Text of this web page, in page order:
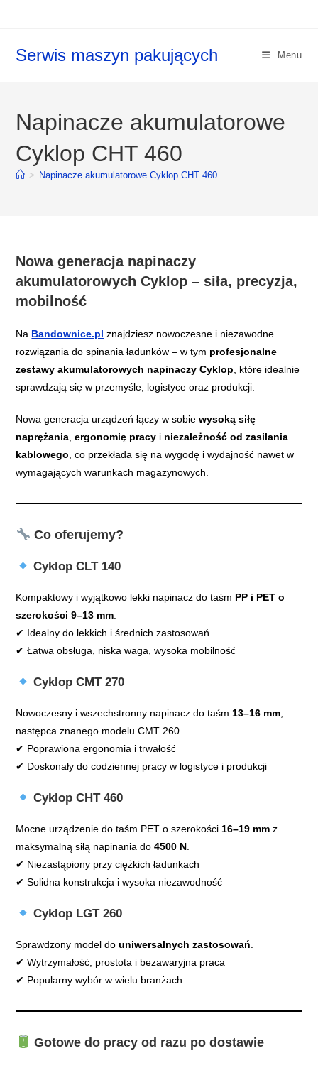
Serwis maszyn pakujących Menu
Napinacze akumulatorowe
Cyklop CHT 460
> Napinacze akumulatorowe Cyklop CHT 460
Nowa generacja napinaczy
akumulatorowych Cyklop – siła, precyzja,
mobilność
Na Bandownice.pl znajdziesz nowoczesne i niezawodne
rozwiązania do spinania ładunków – w tym profesjonalne
zestawy akumulatorowych napinaczy Cyklop , które idealnie
sprawdzają się w przemyśle, logistyce oraz produkcji.
Nowa generacja urządzeń łączy w sobiewysoką siłę
naprężania ,ergonomię pracy i niezależność od zasilania
kablowego , co przekłada się na wygodę i wydajność nawet w
wymagających warunkach magazynowych.
Co oferujemy?
Cyklop CLT 140
Kompaktowy i wyjątkowo lekki napinacz do taśm PP i PET o
szerokości 9–13 mm
✔ Idealny do lekkich i średnich zastosowań
✔ Łatwa obsługa, niska waga, wysoka mobilność
Cyklop CMT 270
Nowoczesny i wszechstronny napinacz do taśm 13–16 mm
następca znanego modelu CMT 260.
✔ Poprawiona ergonomia i trwałość
✔ Doskonały do codziennej pracy w logistyce i produkcji
Cyklop CHT 460
Mocne urządzenie do taśm PET o szerokości 16–19 mm z
maksymalną siłą napinania do4500 N
✔ Niezastąpiony przy ciężkich ładunkach
✔ Solidna konstrukcja i wysoka niezawodność
Cyklop LGT 260
Sprawdzony model douniwersalnych zastosowań
✔ Wytrzymałość, prostota i bezawaryjna praca
✔ Popularny wybór w wielu branżach
Gotowe do pracy od razu po dostawie